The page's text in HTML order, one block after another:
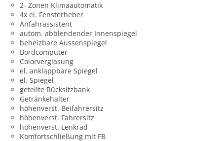
2- Zonen Klimaautomatik
4x el. Fensterheber
Anfahrassistent
autom. abblendender Innenspiegel
beheizbare Aussenspiegel
Bordcomputer
Colorverglasung
el. anklappbare Spiegel
el. Spiegel
geteilte Rücksitzbank
Getränkehalter
höhenverst. Beifahrersitz
höhenverst. Fahrersitz
höhenverst. Lenkrad
Komfortschließung mit FB